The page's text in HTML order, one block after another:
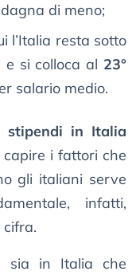
di meno;
l’Italia resta sotto
e si colloca al 23°
salario medio.
stipendi in Italia
i fattori che
gli italiani serve
infatti,
sia in Italia che